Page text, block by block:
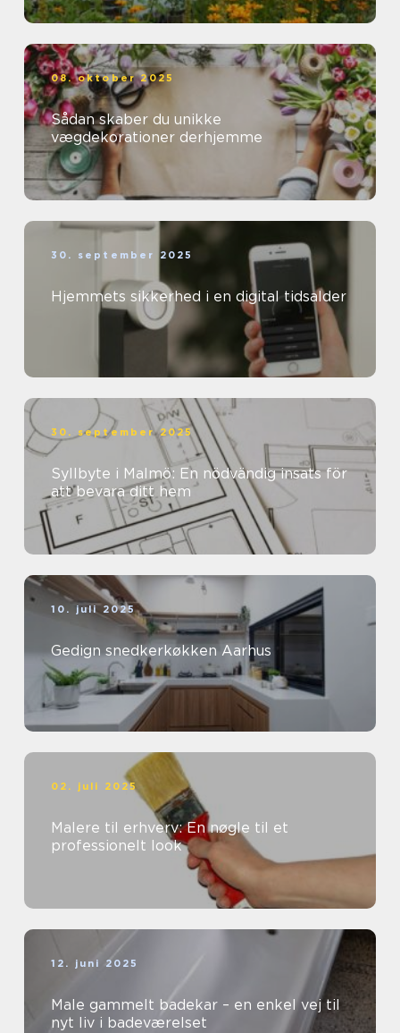
08. oktober 2025
Sådan skaber du unikke
vægdekorationer derhjemme
30. september 2025
Hjemmets sikkerhed i en digital tidsalder
30. september 2025
Syllbyte i Malmö: En nödvändig insats för
att bevara ditt hem
10. juli 2025
Gedign snedkerkøkken Aarhus
02. juli 2025
Malere til erhverv: En nøgle til et
professionelt look
12. juni 2025
Male gammelt badekar – en enkel vej til
nyt liv i badeværelset